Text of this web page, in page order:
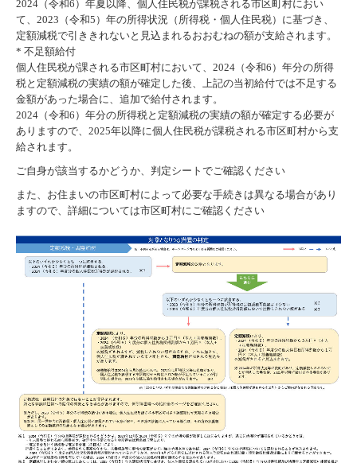
2024（令和6）年夏以降、個人住民税が課税される市区町村におい
て、2023（令和5）年の所得状況（所得税・個人住民税）に基づき、
定額減税で引ききれないと見込まれるおおむねの額が支給されます。
* 不足額給付
個人住民税が課される市区町村において、2024（令和6）年分の所得
税と定額減税の実績の額が確定した後、上記の当初給付では不足する
金額があった場合に、追加で給付されます。
2024（令和6）年分の所得税と定額減税の実績の額が確定する必要が
ありますので、2025年以降に個人住民税が課税される市区町村から支
給されます。
ご自身が該当するかどうか、判定シートでご確認ください
また、お住まいの市区町村によって必要な手続きは異なる場合があり
ますので、詳細については市区町村にご確認ください